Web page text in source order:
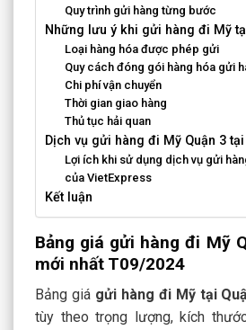
Quy trình gửi hàng từng bước
Những lưu ý khi gửi hàng đi Mỹ
Loại hàng hóa được phép gửi
Quy cách đóng gói hàng hóa gửi
Chi phí vận chuyển
Thời gian giao hàng
Thủ tục hải quan
Dịch vụ gửi hàng đi Mỹ Quận 3
Lợi ích khi sử dụng dịch vụ gửi
của VietExpress
Kết luận
Bảng giá gửi hàng đi Mỹ
mới nhất T09/2024
Bảng giá gửi hàng đi Mỹ tại
tùy theo trọng lượng, kích